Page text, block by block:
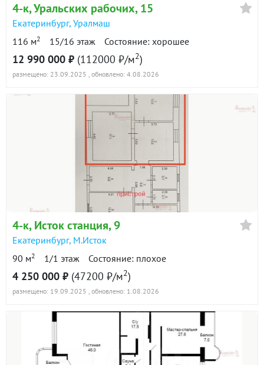
4-к, Уральских рабочих, 15
Екатеринбург, Уралмаш
116 м2 15/16 этаж Состояние: хорошее
12 990 000 ₽ (112000 ₽/м2)
размещено: 23.09.2025 , обновлено: 4.08.2026
4-к, Исток станция, 9
Екатеринбург, М.Исток
90 м2 1/1 этаж Состояние: плохое
4 250 000 ₽ (47200 ₽/м2)
размещено: 19.09.2025 , обновлено: 1.08.2026